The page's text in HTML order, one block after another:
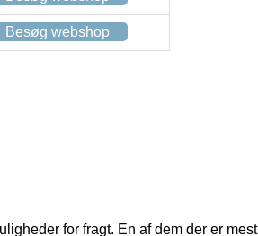
Besøg webshop
for fragt. En af dem der er mest